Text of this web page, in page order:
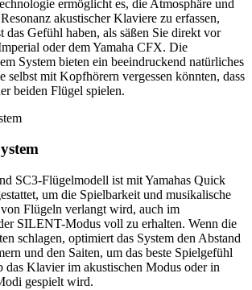
ermöglicht es, die Atmosphäre und
akustischer Klaviere zu erfassen,
das Gefühl haben, als säßen Sie direkt vor
oder dem Yamaha CFX. Die
System bieten ein beeindruckend natürliches
selbst mit Kopfhörern vergessen könnten, dass
beiden Flügel spielen.
SC3-Flügelmodell ist mit Yamahas Quick
um die Spielbarkeit und musikalische
Flügeln verlangt wird, auch im
SILENT-Modus voll zu erhalten. Wenn die
schlagen, optimiert das System den Abstand
und den Saiten, um das beste Spielgefühl
das Klavier im akustischen Modus oder in
gespielt wird.